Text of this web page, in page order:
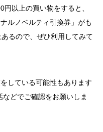
以上の買い物をすると、
ルノベルティ引換券」がも
るので、ぜひ利用してみて
している可能性もあります
どでご確認をお願いしま